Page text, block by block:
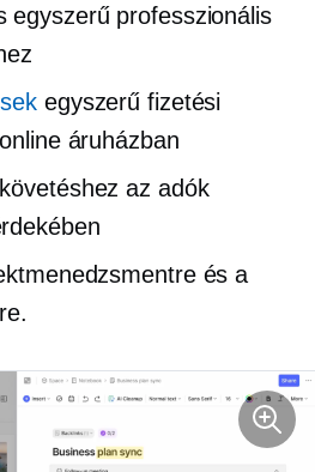
egyszerű professzionális
egyszerű fizetési
áruházban
az adók
és a